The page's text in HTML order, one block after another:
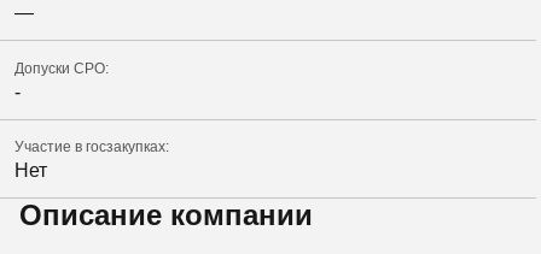
—
Допуски СРО:
-
Участие в госзакупках:
Нет
Описание компании